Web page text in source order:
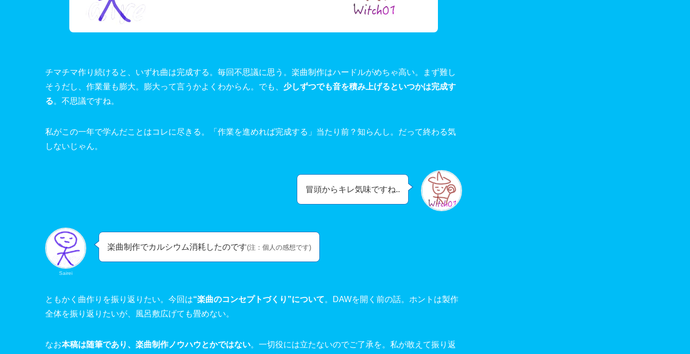
チマチマ作り続けると、いずれ曲は完成する。毎回不思議に思う。楽曲制作はハードルがめちゃ高い。まず難し
そうだし、作業量も膨大。膨大って言うかよくわからん。でも、 少しずつでも音を積み上げるといつかは完成す
る。不思議ですね。
私がこの一年で学んだことはコレに尽きる。「作業を進めれば完成する」当たり前？知らんし。だって終わる気
しないじゃん。
冒頭からキレ気味ですね..
Sairei
楽曲制作でカルシウム消耗したのです(注：個人の感想です)
ともかく曲作りを振り返りたい。今回は“楽曲のコンセプトづくり”について。DAWを開く前の話。ホントは製作
全体を振り返りたいが、風呂敷広げても畳めない。
なお本稿は随筆であり、楽曲制作ノウハウとかではない。一切役には立たないのでご了承を。私が敢えて振り返